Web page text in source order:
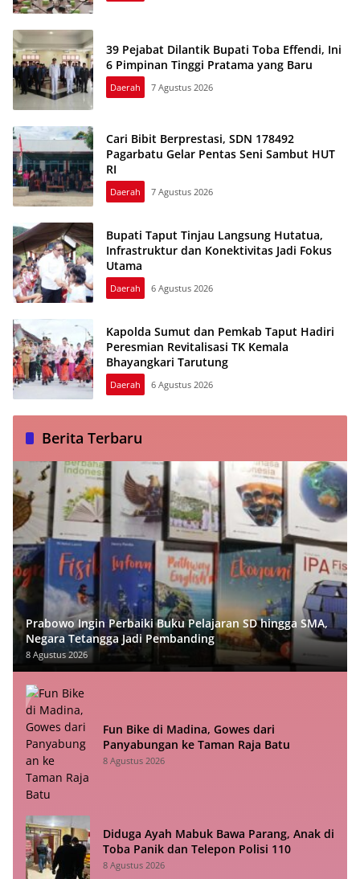
39 Pejabat Dilantik Bupati Toba Effendi, Ini
6 Pimpinan Tinggi Pratama yang Baru
Daerah 7 Agustus 2026
Cari Bibit Berprestasi, SDN 178492
Pagarbatu Gelar Pentas Seni Sambut HUT
RI
Daerah 7 Agustus 2026
Bupati Taput Tinjau Langsung Hutatua,
Infrastruktur dan Konektivitas Jadi Fokus
Utama
Daerah 6 Agustus 2026
Kapolda Sumut dan Pemkab Taput Hadiri
Peresmian Revitalisasi TK Kemala
Bhayangkari Tarutung
Daerah 6 Agustus 2026
Berita Terbaru
Prabowo Ingin Perbaiki Buku Pelajaran SD hingga SMA,
Negara Tetangga Jadi Pembanding
8 Agustus 2026
Fun Bike di Madina, Gowes dari
Panyabungan ke Taman Raja Batu
8 Agustus 2026
Diduga Ayah Mabuk Bawa Parang, Anak di
Toba Panik dan Telepon Polisi 110
8 Agustus 2026